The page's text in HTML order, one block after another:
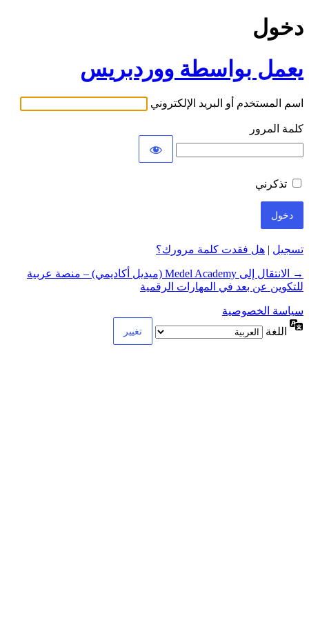
دخول
يعمل بواسطة ووردبريس
اسم المستخدم أو البريد الإلكتروني
كلمة المرور
تذكرني
تسجيل | هل فقدت كلمة مرورك؟
→ الانتقال إلى Medel Academy (ميديل أكاديمي) – منصة عربية
للتكوين عن بعد في المهارات الرقمية
سياسة الخصوصية
اللغة